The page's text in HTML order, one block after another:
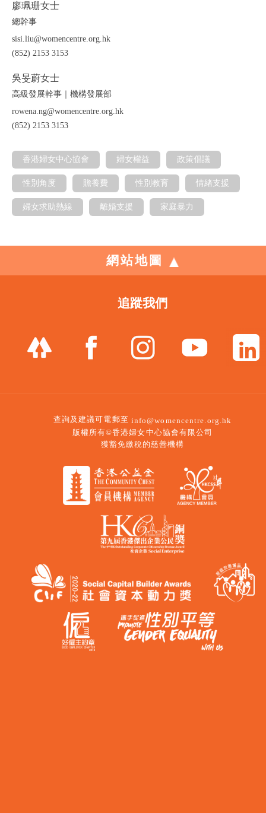
廖珮珊女士
總幹事
sisi.liu@womencentre.org.hk
(852) 2153 3153
吳旻蔚女士
高級發展幹事｜機構發展部
rowena.ng@womencentre.org.hk
(852) 2153 3153
香港婦女中心協會 婦女權益 政策倡議
性別角度 贍養費 性別教育 情緒支援
婦女求助熱線 離婚支援 家庭暴力
網站地圖
追蹤我們
查詢及建議可電郵至 info@womencentre.org.hk
版權所有©香港婦女中心協會有限公司
獲豁免繳稅的慈善機構